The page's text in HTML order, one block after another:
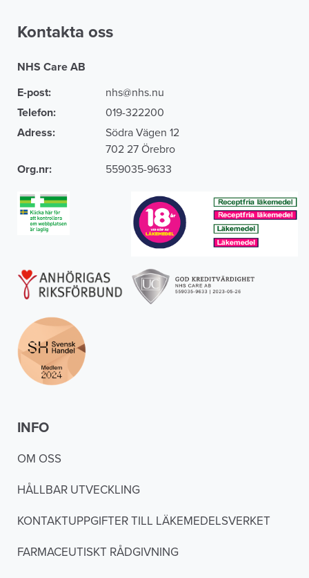
Kontakta oss
NHS Care AB
E-post:
nhs@nhs.nu
Telefon:
019-322200
Adress:
Södra Vägen 12
702 27 Örebro
Org.nr:
559035-9633
INFO
OM OSS
HÅLLBAR UTVECKLING
KONTAKTUPPGIFTER TILL LÄKEMEDELSVERKET
FARMACEUTISKT RÅDGIVNING